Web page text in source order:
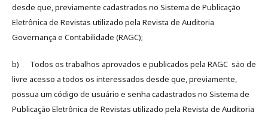
desde que, previamente cadastrados no Sistema de Publicação
Eletrônica de Revistas utilizado pela Revista de Auditoria
Governança e Contabilidade (RAGC);
b) Todos os trabalhos aprovados e publicados pela RAGC são de
livre acesso a todos os interessados desde que, previamente,
possua um código de usuário e senha cadastrados no Sistema de
Publicação Eletrônica de Revistas utilizado pela Revista de Auditoria